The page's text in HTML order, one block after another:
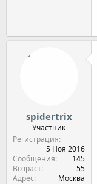
spidertrix
Участник
Регистрация
5 Ноя 2016
Сообщения
145
Возраст
55
Адрес
Москва